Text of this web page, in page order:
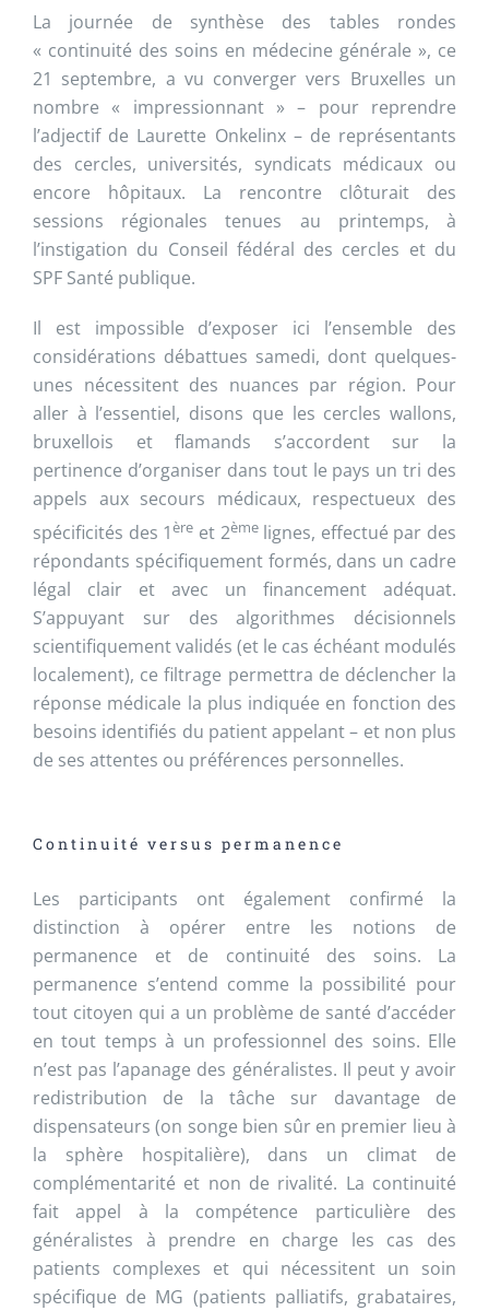
La journée de synthèse des tables rondes
« continuité des soins en médecine générale », ce
21 septembre, a vu converger vers Bruxelles un
nombre « impressionnant » – pour reprendre
l’adjectif de Laurette Onkelinx – de représentants
des cercles, universités, syndicats médicaux ou
encore hôpitaux. La rencontre clôturait des
sessions régionales tenues au printemps, à
l’instigation du Conseil fédéral des cercles et du
SPF Santé publique.
Il est impossible d’exposer ici l’ensemble des
considérations débattues samedi, dont quelques-
unes nécessitent des nuances par région. Pour
aller à l’essentiel, disons que les cercles wallons,
bruxellois et flamands s’accordent sur la
pertinence d’organiser dans tout le pays un tri des
appels aux secours médicaux, respectueux des
spécificités des 1ère et 2èmelignes, effectué par des
répondants spécifiquement formés, dans un cadre
légal clair et avec un financement adéquat.
S’appuyant sur des algorithmes décisionnels
scientifiquement validés (et le cas échéant modulés
localement), ce filtrage permettra de déclencher la
réponse médicale la plus indiquée en fonction des
besoins identifiés du patient appelant – et non plus
de ses attentes ou préférences personnelles.
Continuité versus permanence
Les participants ont également confirmé la
distinction à opérer entre les notions de
permanence et de continuité des soins. La
permanence s’entend comme la possibilité pour
tout citoyen qui a un problème de santé d’accéder
en tout temps à un professionnel des soins. Elle
n’est pas l’apanage des généralistes. Il peut y avoir
redistribution de la tâche sur davantage de
dispensateurs (on songe bien sûr en premier lieu à
la sphère hospitalière), dans un climat de
complémentarité et non de rivalité. La continuité
fait appel à la compétence particulière des
généralistes à prendre en charge les cas des
patients complexes et qui nécessitent un soin
spécifique de MG (patients palliatifs, grabataires,